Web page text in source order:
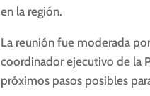
en la región.
La reunión fue moderada
coordinador ejecutivo de la
próximos pasos posibles